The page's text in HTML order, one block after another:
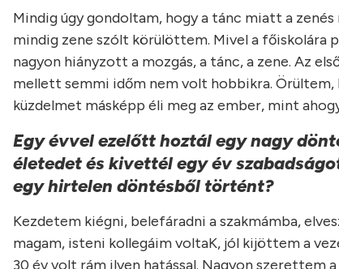
Mindig úgy gondoltam, hogy a tánc miatt a
mindig zene szólt körülöttem. Mivel a főiskolára
nagyon hiányzott a mozgás, a tánc, a zene. Az
mellett semmi időm nem volt hobbikra. Örültem,
küzdelmet másképp éli meg az ember, mint
Egy évvel ezelőtt hoztál egy nagy
életedet és kivettél egy év
egy hirtelen döntésből történt?
Kezdetem kiégni, belefáradni a szakmámba,
magam, isteni kollegáim voltaK, jól kijöttem a
30 év volt rám ilyen hatással. Nagyon szerettem